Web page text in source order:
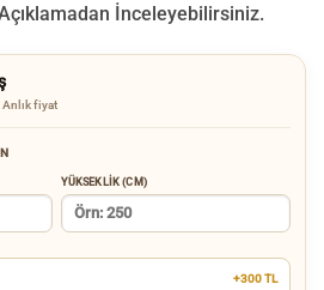
İnceleyebilirsiniz.
Anlık fiyat
YÜKSEKLIK (CM)
+300 TL